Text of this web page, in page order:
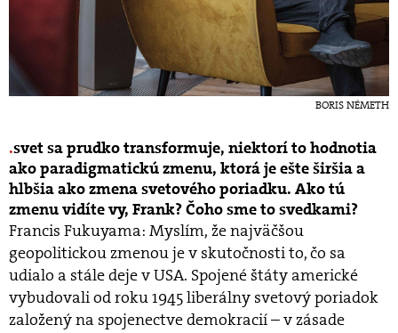
BORIS NÉMETH
svet sa prudko transformuje, niektorí to hodnotia
ako paradigmatickú zmenu, ktorá je ešte širšia a
hlbšia ako zmena svetového poriadku. Ako tú
zmenu vidíte vy, Frank? Čoho sme to svedkami?
Francis Fukuyama: Myslím, že najväčšou
geopolitickou zmenou je v skutočnosti to, čo sa
udialo a stále deje v USA. Spojené štáty americké
vybudovali od roku 1945 liberálny svetový poriadok
založený na spojenectve demokracií – v zásade